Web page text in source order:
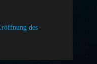
des